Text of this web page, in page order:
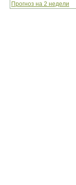
Прогноз на 2 недели